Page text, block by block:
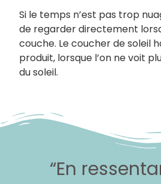
Si le temps n’est pas trop
de regarder directement
couche. Le coucher de soleil
produit, lorsque l’on ne voit
du soleil.
“En